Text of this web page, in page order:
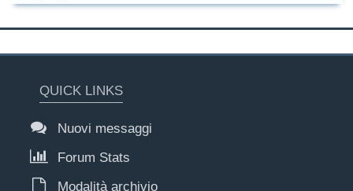
QUICK LINKS
Nuovi messaggi
Forum Stats
Modalità archivio